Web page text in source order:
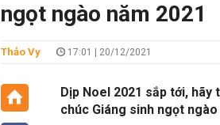
ngọt ngào năm 2021
Thảo Vy 17:01 | 20/12/2021
Dịp Noel 2021 sắp tới,
chúc Giáng sinh ngọt